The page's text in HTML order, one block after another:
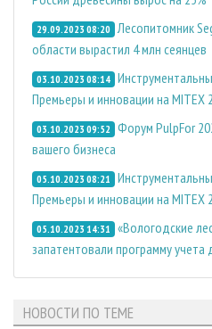
29.09.2023 08:20 Лесопитомник
области вырастил 4 млн сеянцев
03.10.2023 08:14
Премьеры и инновации на MITEX
03.10.2023 09:52 Форум PulpFor
вашего бизнеса
05.10.2023 08:21
Премьеры и инновации на MITEX
05.10.2023 14:31 «Вологодские
запатентовали программу
НОВОСТИ ПО ТЕМЕ